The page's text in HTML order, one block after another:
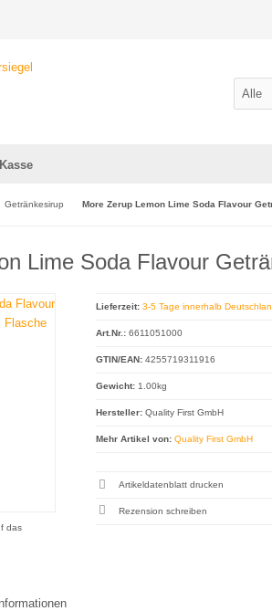
Kasse
Getränkesirup More Zerup Lemon Lime Soda Flavour
Lime Soda Flavour
das
Lieferzeit: 3-5 Tage innerhalb
Art.Nr.: 6611051000
GTIN/EAN: 4255719311916
Gewicht:1.00kg
Hersteller: Quality First GmbH
Mehr Artikel von: Quality First GmbH
Artikeldatenblatt drucken
Rezension schreiben